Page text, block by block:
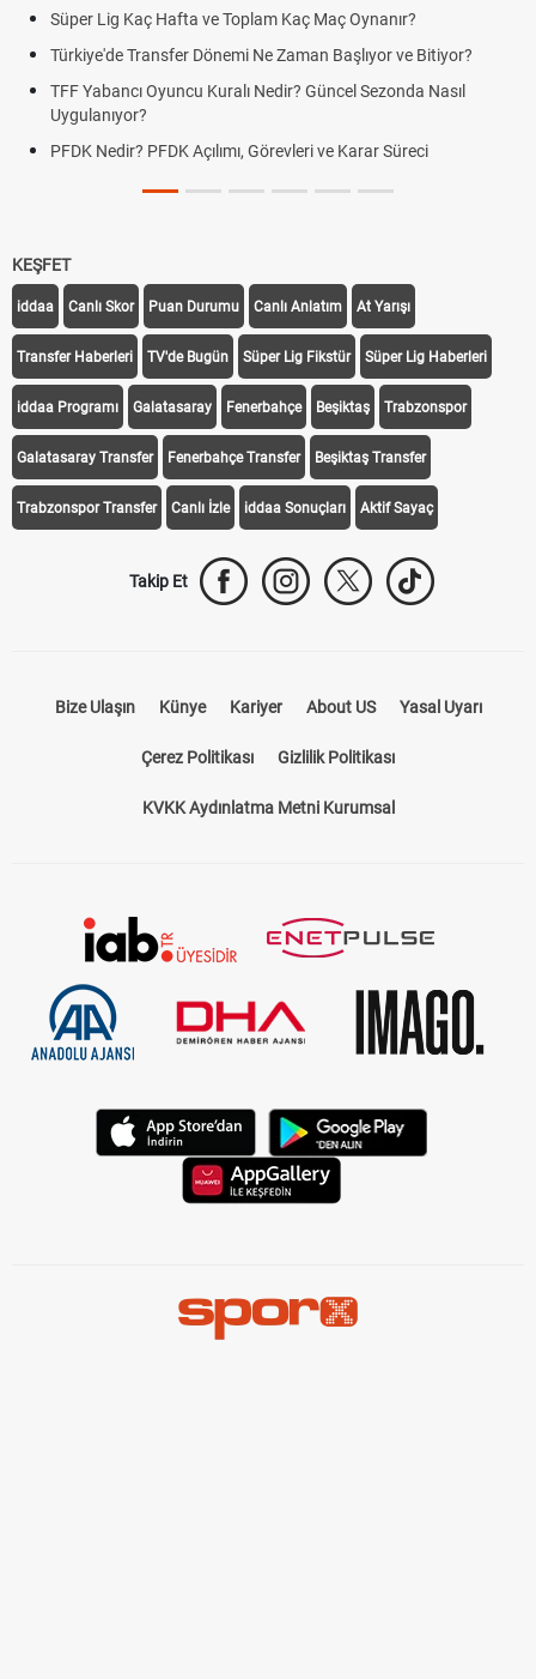
Süper Lig Kaç Hafta ve Toplam Kaç Maç Oynanır?
Türkiye'de Transfer Dönemi Ne Zaman Başlıyor ve Bitiyor?
TFF Yabancı Oyuncu Kuralı Nedir? Güncel Sezonda Nasıl
Uygulanıyor?
PFDK Nedir? PFDK Açılımı, Görevleri ve Karar Süreci
KEŞFET
iddaa Canlı Skor Puan Durumu Canlı Anlatım At Yarışı
Transfer Haberleri TV'de Bugün Süper Lig Fikstür Süper Lig Haberleri
iddaa Programı Galatasaray Fenerbahçe Beşiktaş Trabzonspor
Galatasaray Transfer Fenerbahçe Transfer Beşiktaş Transfer
Trabzonspor Transfer Canlı İzle iddaa Sonuçları Aktif Sayaç
Takip Et
Bize Ulaşın Künye Kariyer About US Yasal Uyarı
Çerez Politikası Gizlilik Politikası
KVKK Aydınlatma Metni Kurumsal